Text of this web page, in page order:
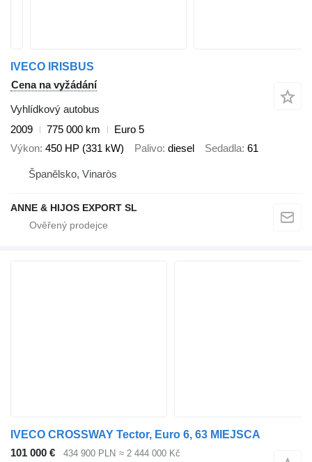
IVECO IRISBUS
Cena na vyžádání
Vyhlídkový autobus
2009
775 000 km
Euro 5
Výkon 450 HP (331 kW) Palivo diesel Sedadla 61
Španělsko, Vinaròs
ANNE & HIJOS EXPORT SL
IVECO CROSSWAY Tector, Euro 6, 63 MIEJSCA
101 000 €
434 900 PLN ≈ 2 444 000 Kč